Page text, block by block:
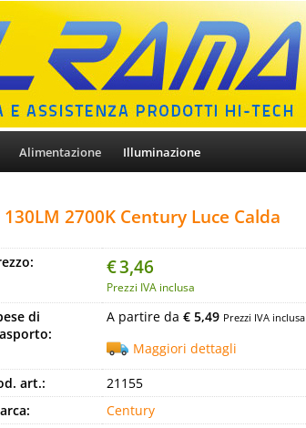
Alimentazione Illuminazione
2700K Century Luce Calda
€3,46
Prezzi IVA inclusa
di
A partire da € 5,49 Prezzi IVA inclusa
Maggiori dettagli
art.:
21155
Century